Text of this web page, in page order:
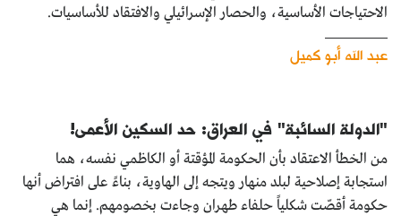
الاحتياجات الأساسية، والحصار الإسرائيلي والافتقاد للأساسيات.
عبد الله أبو كميل
"الدولة السائبة" في العراق: حد السكين الأعمى!
من الخطأ الاعتقاد بأن الحكومة المؤقتة أو الكاظمي نفسه، هما
استجابة إصلاحية لبلد منهار ويتجه إلى الهاوية، بناءً على افتراض أنها
حكومة أقصّت شكلياً حلفاء طهران وجاءت بخصومهم. إنما هي